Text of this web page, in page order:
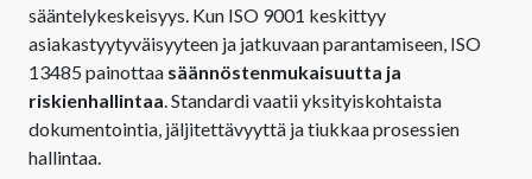
sääntelykeskeisyys. Kun ISO 9001 keskittyy
asiakastyytyväisyyteen ja jatkuvaan parantamiseen, ISO
13485 painottaa säännöstenmukaisuutta ja
riskienhallintaa. Standardi vaatii yksityiskohtaista
dokumentointia, jäljitettävyyttä ja tiukkaa prosessien
hallintaa.